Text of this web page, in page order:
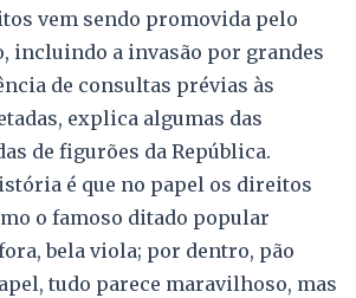
vem sendo promovida pelo
incluindo a invasão por grandes
de consultas prévias às
explica algumas das
de figurões da República.
é que no papel os direitos
o famoso ditado popular
bela viola; por dentro, pão
tudo parece maravilhoso, mas